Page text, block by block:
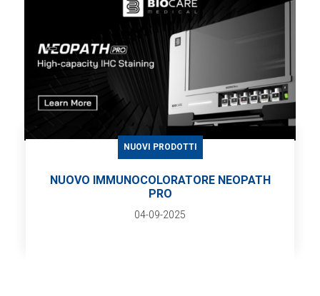
NUOVI PRODOTTI
NUOVO IMMUNOCOLORATORE NEOPATH
PRO
04-09-2025